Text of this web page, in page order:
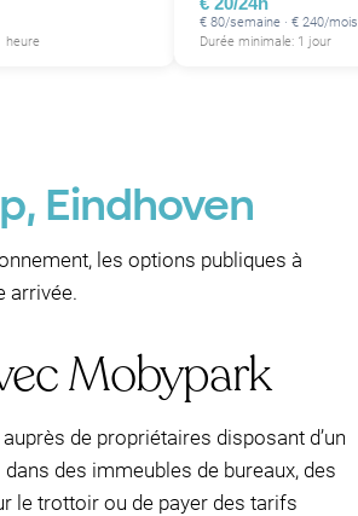
heure
€ 80/semaine · € 240/mois
Durée minimale: 1 jour
Eindhoven
les options publiques à
arrivée.
Mobypark
de propriétaires disposant d’un
des immeubles de bureaux, des
le trottoir ou de payer des tarifs